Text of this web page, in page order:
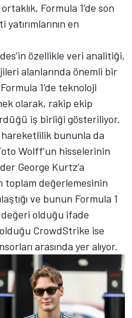
Formula 1’de son
en
özellikle veri analitiği,
alanlarında önemli bir
1’de teknoloji
olarak, rakip ekip
iş birliği gösteriliyor.
bununla da
Wolff’un hisselerinin
George Kurtz’a
toplam değerlemesinin
ve bunun Formula 1
olduğu ifade
CrowdStrike ise
arasında yer alıyor.